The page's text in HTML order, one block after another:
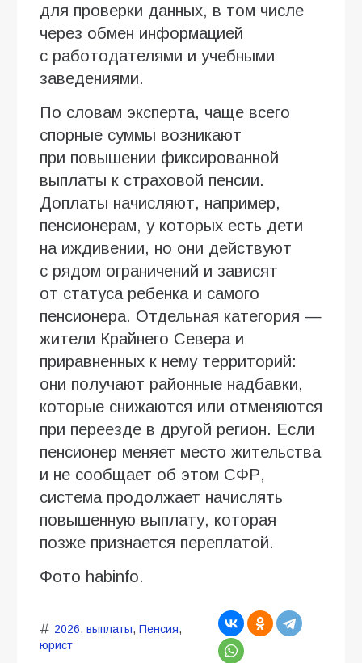
для проверки данных, в том числе
через обмен информацией
с работодателями и учебными
заведениями.
По словам эксперта, чаще всего
спорные суммы возникают
при повышении фиксированной
выплаты к страховой пенсии.
Доплаты начисляют, например,
пенсионерам, у которых есть дети
на иждивении, но они действуют
с рядом ограничений и зависят
от статуса ребенка и самого
пенсионера. Отдельная категория —
жители Крайнего Севера и
приравненных к нему территорий:
они получают районные надбавки,
которые снижаются или отменяются
при переезде в другой регион. Если
пенсионер меняет место жительства
и не сообщает об этом СФР,
система продолжает начислять
повышенную выплату, которая
позже признается переплатой.
Фото habinfo.
2026, выплаты, Пенсия,
юрист